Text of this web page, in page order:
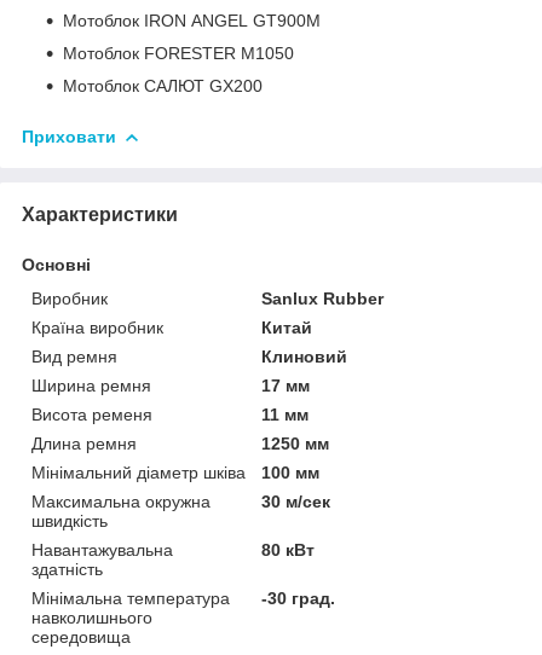
Мотоблок IRON ANGEL GT900M
Мотоблок FORESTER M1050
Мотоблок САЛЮТ GX200
Приховати
Характеристики
Основні
Виробник
Sanlux Rubber
Країна виробник
Китай
Вид ремня
Клиновий
Ширина ремня
17 мм
Висота ременя
11 мм
Длина ремня
1250 мм
Мінімальний діаметр шківа
100 мм
Максимальна окружна
швидкість
30 м/сек
Навантажувальна
здатність
80 кВт
Мінімальна температура
навколишнього
середовища
-30 град.